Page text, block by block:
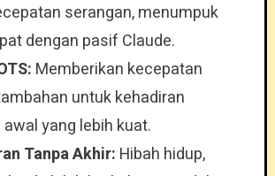
serangan, menumpuk
dengan pasif Claude.
Memberikan kecepatan
untuk kehadiran
yang lebih kuat.
Tanpa Akhir: Hibah hidup,